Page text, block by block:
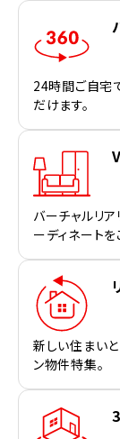
24時間ご自宅
だけます。
バーチャルリ
ーディネートを
新しい住まい
ン物件特集。